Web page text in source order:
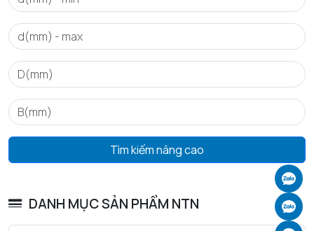
Tìm kiếm nâng cao
DANH MỤC SẢN PHẨM NTN